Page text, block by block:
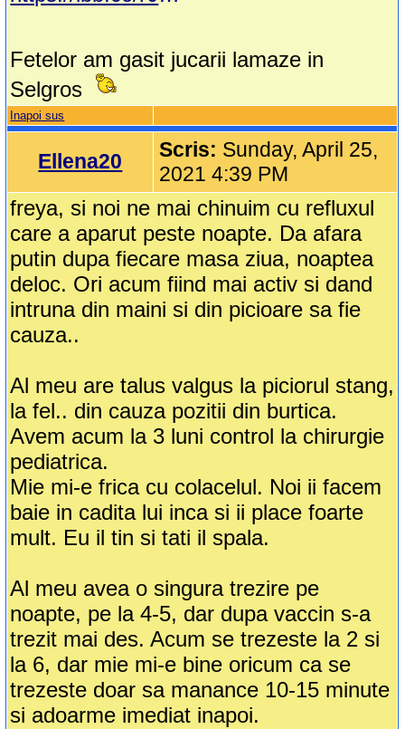
Fetelor am gasit jucarii lamaze in
Selgros
Inapoi sus
Ellena20 Scris: Sunday, April 25,
2021 4:39 PM
freya, si noi ne mai chinuim cu refluxul
care a aparut peste noapte. Da afara
putin dupa fiecare masa ziua, noaptea
deloc. Ori acum fiind mai activ si dand
intruna din maini si din picioare sa fie
cauza..
Al meu are talus valgus la piciorul stang,
la fel.. din cauza pozitii din burtica.
Avem acum la 3 luni control la chirurgie
pediatrica.
Mie mi-e frica cu colacelul. Noi ii facem
baie in cadita lui inca si ii place foarte
mult. Eu il tin si tati il spala.
Al meu avea o singura trezire pe
noapte, pe la 4-5, dar dupa vaccin s-a
trezit mai des. Acum se trezeste la 2 si
la 6, dar mie mi-e bine oricum ca se
trezeste doar sa manance 10-15 minute
si adoarme imediat inapoi.